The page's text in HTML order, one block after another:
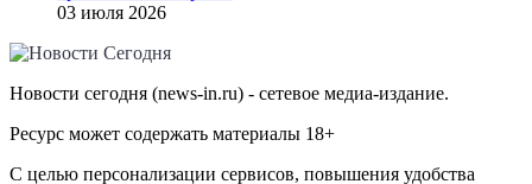
03 июля 2026
Новости сегодня (news-in.ru) - сетевое медиа-издание.
Ресурс может содержать материалы 18+
С целью персонализации сервисов, повышения удобства